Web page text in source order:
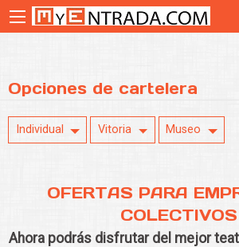
Opciones de cartelera
Individual Vitoria Museo
OFERTAS PARA
COLECTIVOS
Ahora podrás disfrutar del mejor